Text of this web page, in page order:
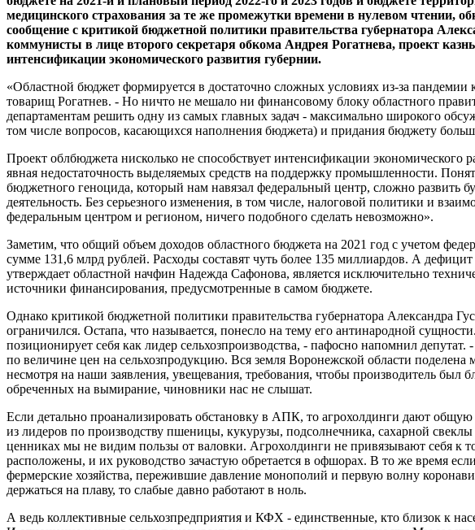
медицинского страхования за те же промежутки времени в нулевом чтении,
сообщение с критикой бюджетной политики правительства губернатора
коммунисты в лице второго секретаря обкома Андрея Рогатнева, проект
интенсификации экономического развития губернии.
«Областной бюджет формируется в достаточно сложных условиях из-за пандемии
товарищ Рогатнев. - Но ничто не мешало ни финансовому блоку областного
департаментам решить одну из самых главных задач - максимально широкого
том числе вопросов, касающихся наполнения бюджета) и придания бюджету
Проект облбюджета нисколько не способствует интенсификации экономического
явная недостаточность выделяемых средств на поддержку промышленности.
бюджетного геноцида, который нам навязал федеральный центр, сложно развить
деятельность. Без серьезного изменения, в том числе, налоговой политики и
федеральным центром и регионом, ничего подобного сделать невозможно».
Заметим, что общий объем доходов областного бюджета на 2021 год с учетом
сумме 131,6 млрд рублей. Расходы составят чуть более 135 миллиардов. А
утверждает областной начфин Надежда Сафонова, является исключительно
источники финансирования, предусмотренные в самом бюджете.
Однако критикой бюджетной политики правительства губернатора Александра
ограничился. Остапа, что называется, понесло на тему его антинародной
позиционирует себя как лидер сельхозпроизводства, - пафосно напомнил
по величине цен на сельхозпродукцию. Вся земля Воронежской области
несмотря на наши заявления, увещевания, требования, чтобы производитель был
обреченных на вымирание, чиновники нас не слышат.
Если детально проанализировать обстановку в АПК, то агрохолдинги дают
из лидеров по производству пшеницы, кукурузы, подсолнечника, сахарной
ценниках мы не видим пользы от валовки. Агрохолдинги не привязывают себя к
расположены, и их руководство зачастую обретается в офшорах. В то же время
фермерские хозяйства, пережившие давление монополий и первую волну
держаться на плаву, то слабые давно работают в ноль.
А ведь коллективные сельхозпредприятия и КФХ - единственные, кто близок к